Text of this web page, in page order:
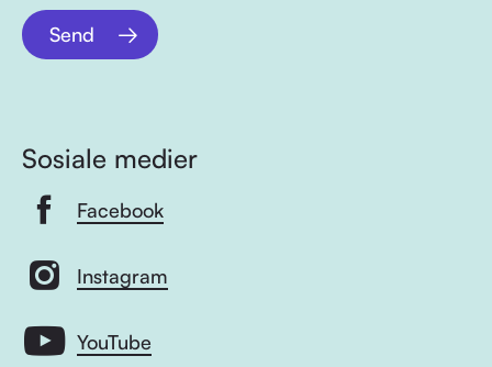
Send
Sosiale medier
Facebook
Instagram
YouTube